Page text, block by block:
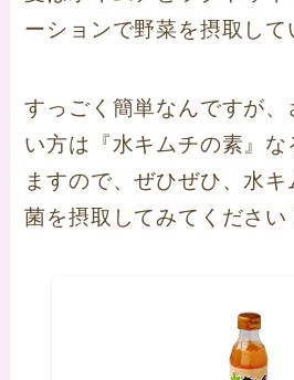
ーションで野菜を摂取して
すっごく簡単なんですが、
い方は『水キムチの素』
ますので、ぜひぜひ、水
菌を摂取してみてください